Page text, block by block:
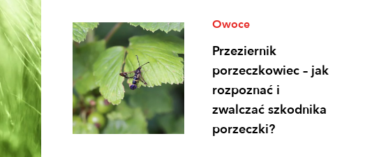
Owoce
Przeziernik
porzeczkowiec – jak
rozpoznać i
zwalczać szkodnika
porzeczki?